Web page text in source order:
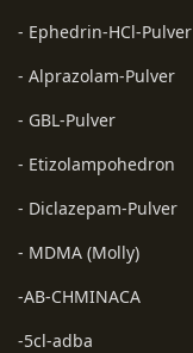
- Ephedrin-HCl-Pulver
- Alprazolam-Pulver
- GBL-Pulver
- Etizolampohedron
- Diclazepam-Pulver
- MDMA (Molly)
-AB-CHMINACA
-5cl-adba